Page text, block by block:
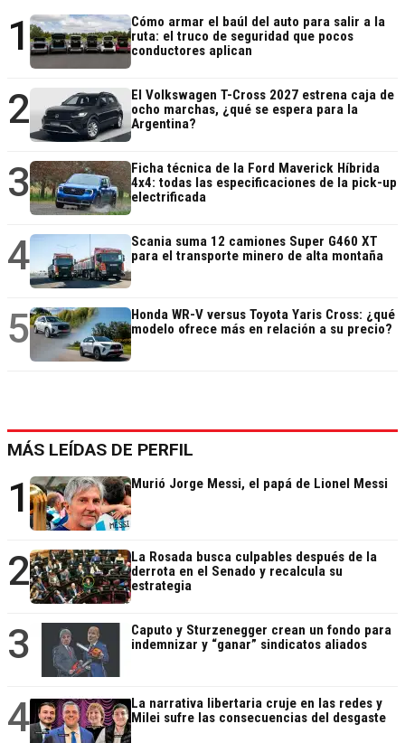
1
Cómo armar el baúl del auto para salir a la
ruta: el truco de seguridad que pocos
conductores aplican
2
El Volkswagen T-Cross 2027 estrena caja de
ocho marchas, ¿qué se espera para la
Argentina?
3
Ficha técnica de la Ford Maverick Híbrida
4x4: todas las especificaciones de la pick-up
electrificada
4
Scania suma 12 camiones Super G460 XT
para el transporte minero de alta montaña
5
Honda WR-V versus Toyota Yaris Cross: ¿qué
modelo ofrece más en relación a su precio?
MÁS LEÍDAS DE PERFIL
1 Murió Jorge Messi, el papá de Lionel Messi
2
La Rosada busca culpables después de la
derrota en el Senado y recalcula su
estrategia
3
Caputo y Sturzenegger crean un fondo para
indemnizar y “ganar” sindicatos aliados
4
La narrativa libertaria cruje en las redes y
Milei sufre las consecuencias del desgaste